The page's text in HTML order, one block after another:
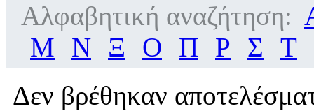
Αλφαβητική αναζήτηση:
Μ
Ν Ξ Ο Π Ρ Σ
Τ
Δεν βρέθηκαν